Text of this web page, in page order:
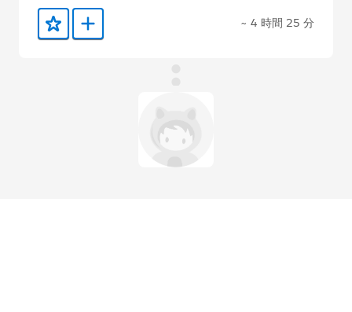
お気に入りに保存する
Trailmix に追加 ~ 4 時間 25 分